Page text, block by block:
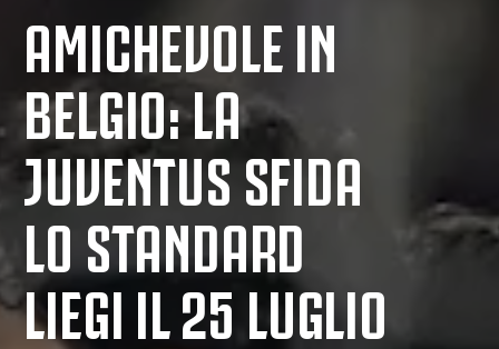
AMICHEVOLE IN
BELGIO: LA
JUVENTUS SFIDA
LO STANDARD
LIEGI IL 25 LUGLIO